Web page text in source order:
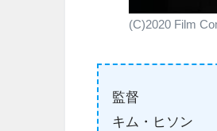
(C)2020 Film
監督
キム・ヒソン